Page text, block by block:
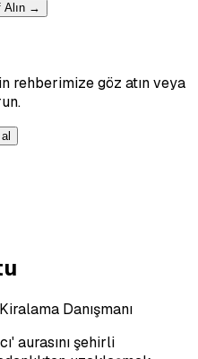
Alın →
rehberimize göz atın veya
Danışmanı
aurasını şehirli